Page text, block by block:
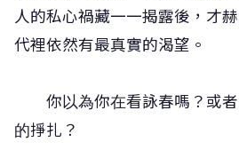
人的私心禍藏一一揭露後，才
代裡依然有最真實的渴望。
你以為你在看詠春嗎？或者
的掙扎？